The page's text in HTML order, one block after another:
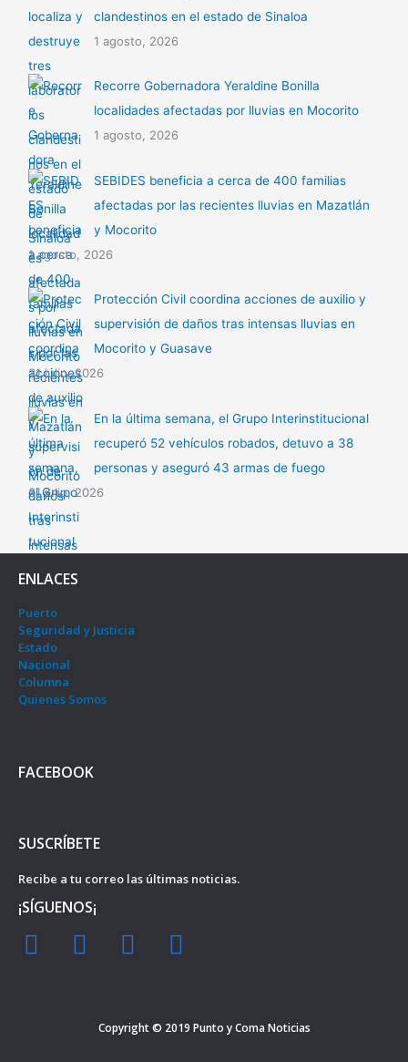
clandestinos en el estado de Sinaloa
1 agosto, 2026
Recorre Gobernadora Yeraldine Bonilla
localidades afectadas por lluvias en Mocorito
1 agosto, 2026
SEBIDES beneficia a cerca de 400 familias
afectadas por las recientes lluvias en Mazatlán
y Mocorito
1 agosto, 2026
Protección Civil coordina acciones de auxilio y
supervisión de daños tras intensas lluvias en
Mocorito y Guasave
31 julio, 2026
En la última semana, el Grupo Interinstitucional
recuperó 52 vehículos robados, detuvo a 38
personas y aseguró 43 armas de fuego
31 julio, 2026
ENLACES
Puerto
Seguridad y Justicia
Estado
Nacional
Columna
Quienes Somos
FACEBOOK
SUSCRÍBETE
Recibe a tu correo las últimas noticias.
¡SÍGUENOS¡
F
I
Y
t
T
t
Copyright © 2019 Punto y Coma Noticias